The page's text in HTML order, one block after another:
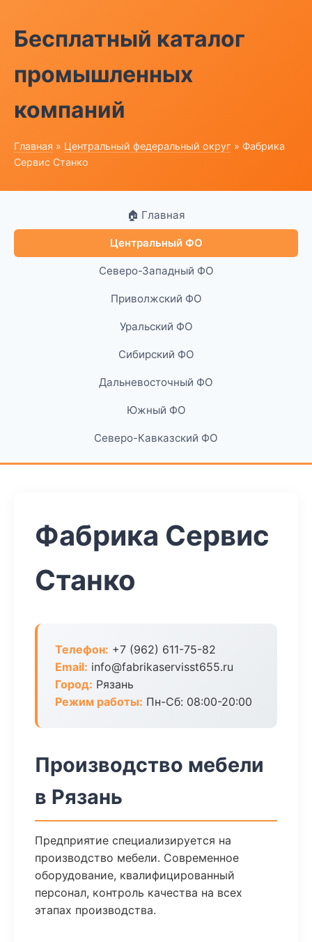
Бесплатный каталог
промышленных
компаний
Главная » Центральный федеральный округ » Фабрика
Сервис Станко
🏠 Главная
Центральный ФО
Северо-Западный ФО
Приволжский ФО
Уральский ФО
Сибирский ФО
Дальневосточный ФО
Южный ФО
Северо-Кавказский ФО
Фабрика Сервис
Станко
Телефон: +7 (962) 611-75-82
Email: info@fabrikaservisst655.ru
Город: Рязань
Режим работы: Пн-Сб: 08:00-20:00
Производство мебели
в Рязань
Предприятие специализируется на
производство мебели. Современное
оборудование, квалифицированный
персонал, контроль качества на всех
этапах производства.